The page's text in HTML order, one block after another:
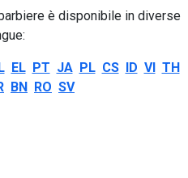
è disponibile in diverse
EL PT JA PL CS ID VI TH
BN RO SV